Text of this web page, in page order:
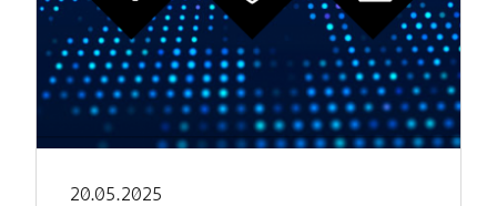
20.05.2025